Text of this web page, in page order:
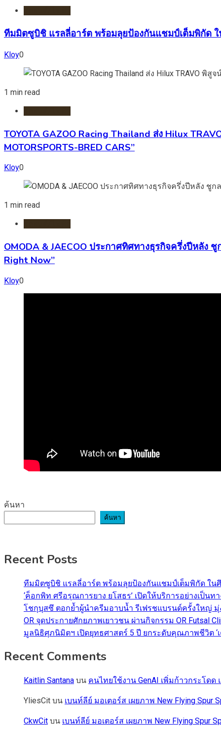
ทีมมิตซูบิชิ แรลลี่อาร์ต พร้อมลุยป้องกันแชมป์เต็มพิกัด
Kloy0
1 min read
TOYOTA GAZOO Racing Thailand ส่ง Hilux
MOTORSPORTS-BRED CARS”
Kloy0
1 min read
OMODA & JAECOO ประกาศทิศทางธุรกิจครึ่งปีหลัง
Right Now”
Kloy0
ค้นหา
ค้นหา
Recent Posts
ทีมมิตซูบิชิ แรลลี่อาร์ต พร้อมลุยป้องกันแชมป์เต็มพิกัด ใน
‘ค็อกพิท ศรีอรุณการยาง ยโสธร’ เปิดให้บริการอย่างเป็น
โชกุบุสซึ ตอกย้ำผู้นำครีมอาบน้ำ รีเฟรชแบรนด์ครั้งใหญ่ มุ่
OR จุดประกายศักยภาพเยาวชน ผ่านกิจกรรม OR Futsal
มูลนิธิศุภนิมิตฯ เปิดยุทธศาสตร์ 5 ปี ยกระดับคุณภาพชีวิต
Recent Comments
Kaitlin Santana บน คนไทยใช้งาน GenAI เพิ่มก้าวกระโด
YliesCit บน เบนท์ลีย์ มอเตอร์ส เผยภาพ New Flying
CkwCit บน เบนท์ลีย์ มอเตอร์ส เผยภาพ New Flying Spur